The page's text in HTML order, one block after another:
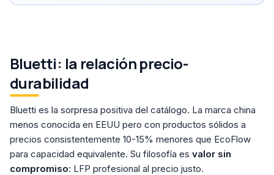
Bluetti: la relación precio-
durabilidad
Bluetti es la sorpresa positiva del catálogo. La marca china
menos conocida en EEUU pero con productos sólidos a
precios consistentemente 10-15% menores que EcoFlow
para capacidad equivalente. Su filosofía es valor sin
compromiso: LFP profesional al precio justo.